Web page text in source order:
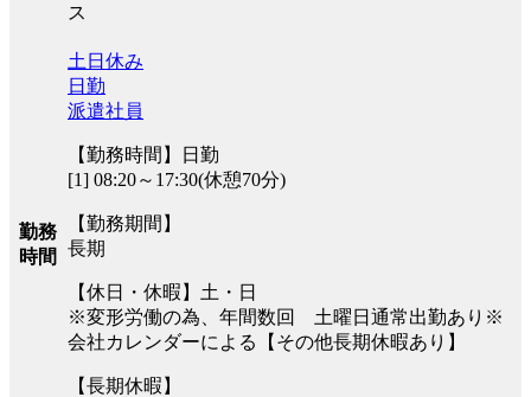
ス
勤務
時間
土日休み
日勤
派遣社員
【勤務時間】日勤
[1] 08:20～17:30(休憩70分)
【勤務期間】
長期
【休日・休暇】土・日
※変形労働の為、年間数回 土曜日通常出勤あり※
会社カレンダーによる【その他長期休暇あり】
【長期休暇】